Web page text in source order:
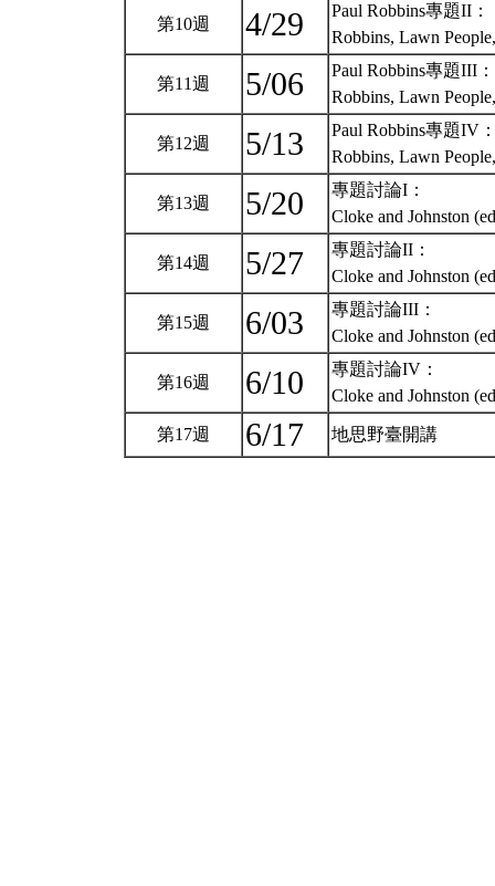
第10週 4/29
Paul Robbins專題II：
Robbins, Lawn
第11週 5/06
Paul Robbins專題III：
Robbins, Lawn
第12週 5/13
Paul Robbins專題IV
Robbins, Lawn
第13週 5/20
專題討論I：
Cloke and Johnston
第14週 5/27
專題討論II：
Cloke and Johnston
第15週 6/03
專題討論III：
Cloke and Johnston
第16週 6/10
專題討論IV：
Cloke and Johnston
第17週 6/17 地思野臺開講